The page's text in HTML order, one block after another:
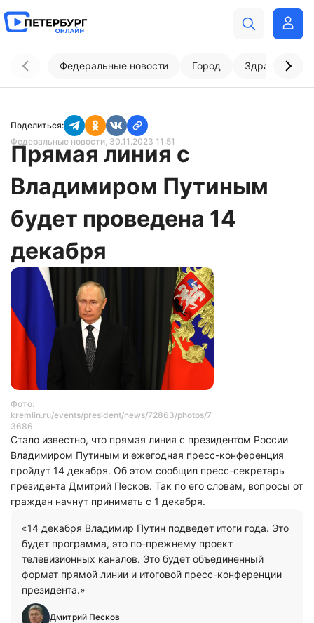
Федеральные новости Город
Поделиться:
Федеральные новости, 30.11.2023 11:51
Прямая линия с
Владимиром Путиным
будет проведена 14
декабря
Фото:
kremlin.ru/events/president/news/72863/photos/7
3686
Стало известно, что прямая линия с президентом России
Владимиром Путиным и ежегодная пресс-конференция
пройдут 14 декабря. Об этом сообщил пресс-секретарь
президента Дмитрий Песков. Так по его словам, вопросы от
граждан начнут принимать с 1 декабря.
«14 декабря Владимир Путин подведет итоги года. Это
будет программа, это по-прежнему проект
телевизионных каналов. Это будет объединенный
формат прямой линии и итоговой пресс-конференции
президента.»
Дмитрий Песков